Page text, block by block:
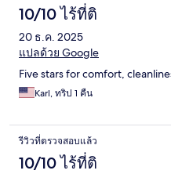
10/10 ไร้ที่ติ
20 ธ.ค. 2025
แปลด้วย Google
Five stars for comfort,
Karl, ทริป 1 คืน
รีวิวที่ตรวจสอบแล้ว
10/10 ไร้ที่ติ